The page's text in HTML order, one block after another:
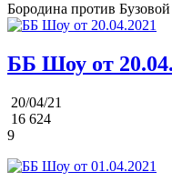
Бородина против Бузовой
ББ Шоу от
20/04/21
16 624
9